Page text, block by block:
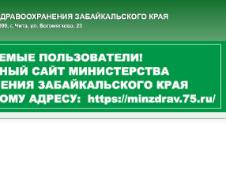
к
основному
содержанию